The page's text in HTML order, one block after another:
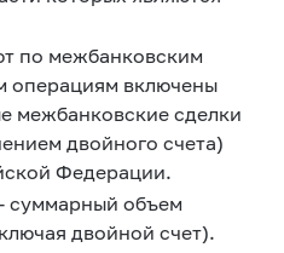
по межбанковским
операциям включены
межбанковские сделки
двойного счета)
Федерации.
суммарный объем
двойной счет).